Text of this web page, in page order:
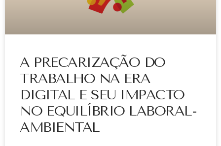
A PRECARIZAÇÃO DO
TRABALHO NA ERA
DIGITAL E SEU IMPACTO
NO EQUILÍBRIO LABORAL-
AMBIENTAL